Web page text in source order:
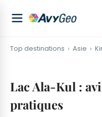
Top destinations Asie
Lac Ala-Kul :
pratiques